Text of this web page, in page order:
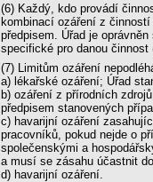
(6) Každý, kdo provádí
kombinací ozáření z
předpisem. Úřad je
specifické pro danou
(7) Limitům ozáření
a) lékařské ozáření; Úřad
b) ozáření z přírodních
předpisem stanovených
c) havarijní ozáření
pracovníků, pokud nejde o
společenskými a
a musí se zásahu účastnit
d) havarijní ozáření.